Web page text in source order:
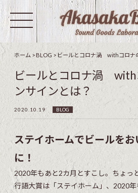
ホーム >BLOG > ビールとコロナ渦 withコロナ
ビールとコロナ渦 with
ンサインとは？
2020.10.19 BLOG
ステイホームでビールを
に！
2020年もあと2カ月とすこし。ちょっ
行語大賞は「ステイホーム」、2020